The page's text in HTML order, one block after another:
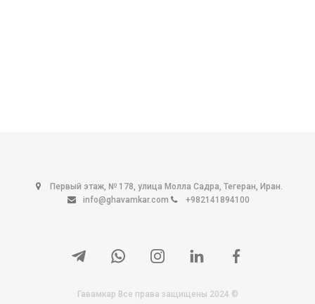
Первый этаж, № 178, улица Молла Садра, Тегеран, Иран.
info@ghavamkar.com
+982141894100
Гавамкар Все права защищены 2024 ©